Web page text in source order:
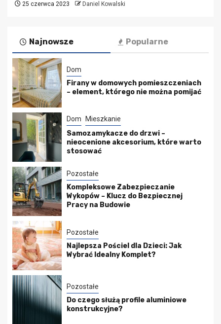
25 czerwca 2023 Daniel Kowalski
Najnowsze Popularne
Dom
Firany w domowych pomieszczeniach
– element, którego nie można pomijać
Dom Mieszkanie
Samozamykacze do drzwi –
nieocenione akcesorium, które warto
stosować
Pozostałe
Kompleksowe Zabezpieczanie
Wykopów – Klucz do Bezpiecznej
Pracy na Budowie
Pozostałe
Najlepsza Pościel dla Dzieci: Jak
Wybrać Idealny Komplet?
Pozostałe
Do czego służą profile aluminiowe
konstrukcyjne?